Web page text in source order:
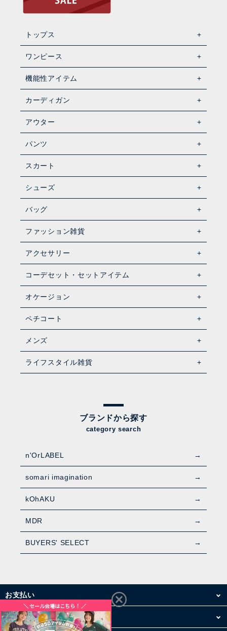
トップス
ワンピース
機能性アイテム
カーディガン
アウター
パンツ
スカート
シューズ
バッグ
ファッション雑貨
アクセサリー
コーデセット・セットアイテム
オケージョン
ペチコート
メンズ
ライフスタイル雑貨
ブランドから探す
category search
n'OrLABEL
somari imagination
kOhAKU
MDR
BUYERS' SELECT
お支払い
配送・送料